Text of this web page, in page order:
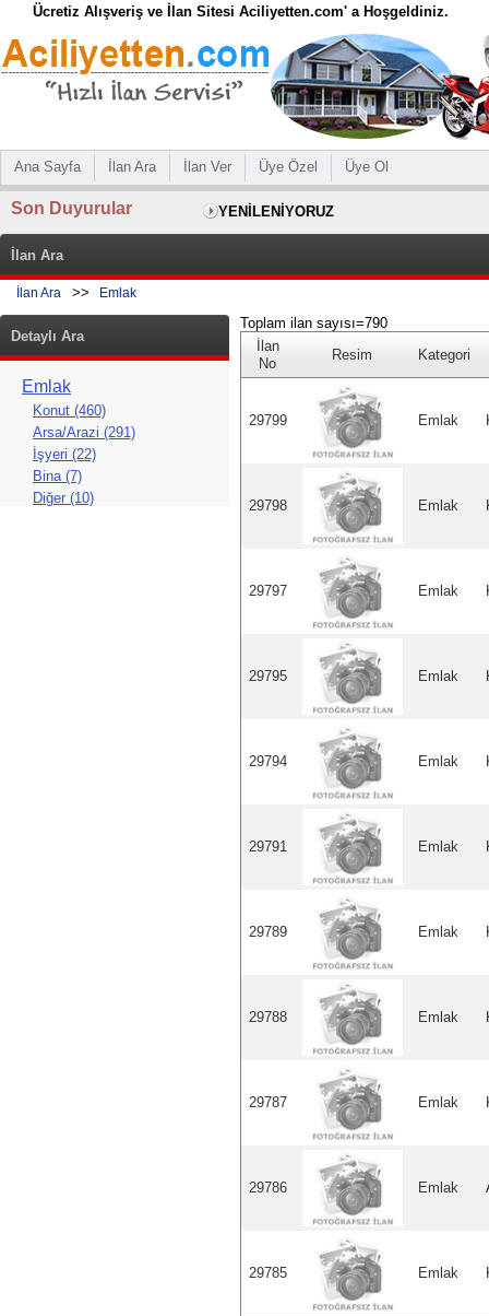
Ücretiz Alışveriş ve İlan Sitesi Aciliyetten.com' a Hoşgeldiniz.
Ana Sayfa İlan Ara İlan Ver Üye Özel Üye Ol
Son Duyurular YENİLENİYORUZ
İlan Ara
İlan Ara >> Emlak
Detaylı Ara
Emlak
Konut (460)
Arsa/Arazi (291)
İşyeri (22)
Bina (7)
Diğer (10)
Toplam ilan sayısı=790
İlan
No
Resim Kategori
29799 Emlak
29798 Emlak
29797 Emlak
29795 Emlak
29794 Emlak
29791 Emlak
29789 Emlak
29788 Emlak
29787 Emlak
29786 Emlak
29785 Emlak